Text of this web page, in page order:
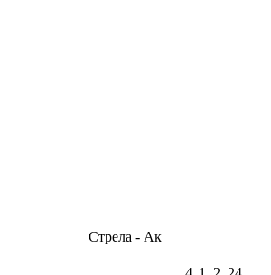
Стрела - Ак